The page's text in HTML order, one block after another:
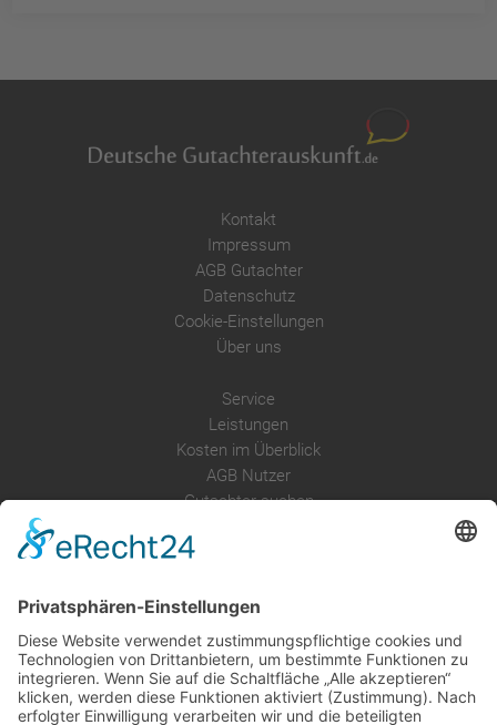
Kontakt
Impressum
AGB Gutachter
Datenschutz
Cookie-Einstellungen
Über uns
Service
Leistungen
Kosten im Überblick
AGB Nutzer
Gutachter suchen
Anfrage
Presse
Partner: Der DGuSV
als Gutachter eintragen
Infos für Suchende